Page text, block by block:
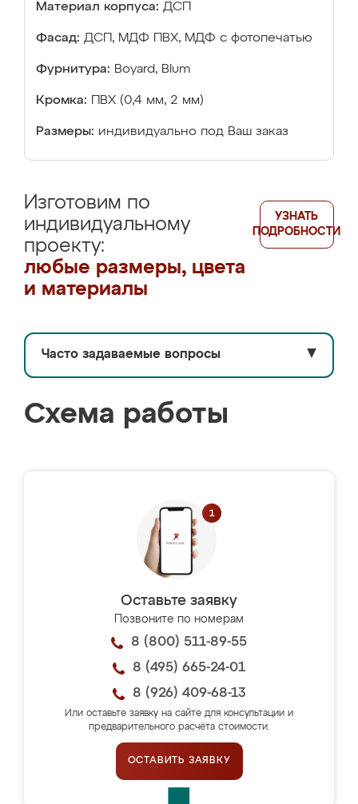
Материал корпуса: ДСП
Фасад: ДСП, МДФ ПВХ, МДФ с фотопечатью
Фурнитура: Boyard, Blum
Кромка: ПВХ (0,4 мм, 2 мм)
Размеры: индивидуально под Ваш заказ
Изготовим по
индивидуальному
проекту:
любые размеры, цвета
и материалы
УЗНАТЬ
ПОДРОБНОСТИ
Часто задаваемые вопросы ▼
Схема работы
Оставьте заявку
Позвоните по номерам
8 (800) 511-89-55
8 (495) 665-24-01
8 (926) 409-68-13
Или оставьте заявку на сайте для консультации и
предварительного расчёта стоимости.
ОСТАВИТЬ ЗАЯВКУ